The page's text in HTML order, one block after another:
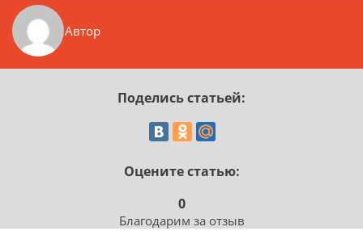
Автор
Поделись статьей:
Оцените статью:
0
Благодарим за отзыв